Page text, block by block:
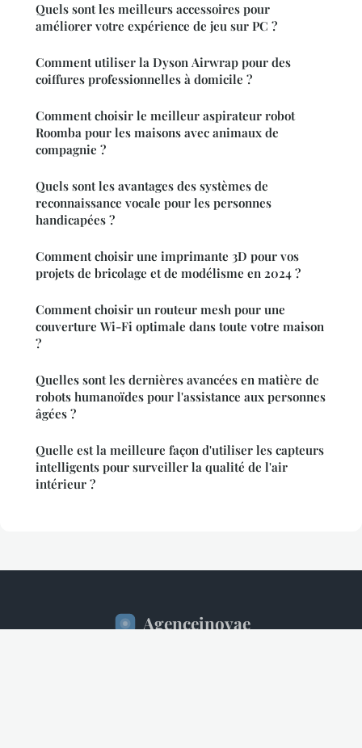
Quels sont les meilleurs accessoires pour
améliorer votre expérience de jeu sur PC ?
Comment utiliser la Dyson Airwrap pour des
coiffures professionnelles à domicile ?
Comment choisir le meilleur aspirateur robot
Roomba pour les maisons avec animaux de
compagnie ?
Quels sont les avantages des systèmes de
reconnaissance vocale pour les personnes
handicapées ?
Comment choisir une imprimante 3D pour vos
projets de bricolage et de modélisme en 2024 ?
Comment choisir un routeur mesh pour une
couverture Wi-Fi optimale dans toute votre maison
?
Quelles sont les dernières avancées en matière de
robots humanoïdes pour l'assistance aux personnes
âgées ?
Quelle est la meilleure façon d'utiliser les capteurs
intelligents pour surveiller la qualité de l'air
intérieur ?
Agenceinovae